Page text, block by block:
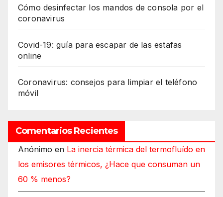
Cómo desinfectar los mandos de consola por el
coronavirus
Covid-19: guía para escapar de las estafas
online
Coronavirus: consejos para limpiar el teléfono
móvil
Comentarios Recientes
Anónimo en La inercia térmica del termofluído en
los emisores térmicos, ¿Hace que consuman un
60 % menos?